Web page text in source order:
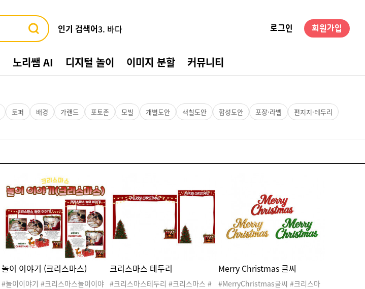
인기 검색어3. 바다
6. 수박
7. 여름환경구성
10. 수영장
1. 여름
로그인 회원가입
노리쌤 AI 디지털 놀이 이미지 분할 커뮤니티
토퍼 배경 가랜드 포토존 모빌 개별도안 색칠도안 합성도안 포장·라벨
편지지·테두리
놀이 이야기 (크리스마스)
#놀이이야기 #크리스마스놀이이야
크리스마스 테두리
#크리스마스테두리 #크리스마스 #
Merry Christmas 글씨
#MerryChristmas글씨 #크리스마